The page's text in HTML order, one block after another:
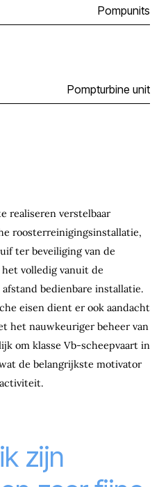
Pompunits
Pompturbine unit
realiseren verstelbaar
roosterreinigingsinstallatie,
ter beveiliging van de
volledig vanuit de
bedienbare installatie.
eisen dient er ook aandacht
het nauwkeuriger beheer van
om klasse Vb-scheepvaart in
de belangrijkste motivator
zijn